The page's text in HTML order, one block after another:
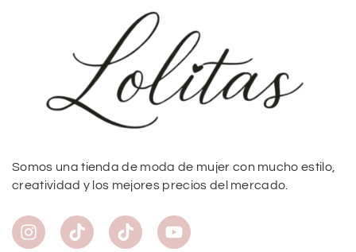
Somos una tienda de moda de mujer con mucho estilo,
creatividad y los mejores precios del mercado.